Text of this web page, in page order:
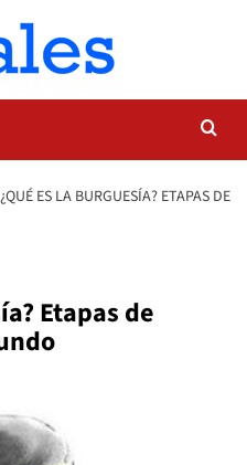
¿QUÉ ES LA BURGUESÍA? ETAPAS DE
Etapas de